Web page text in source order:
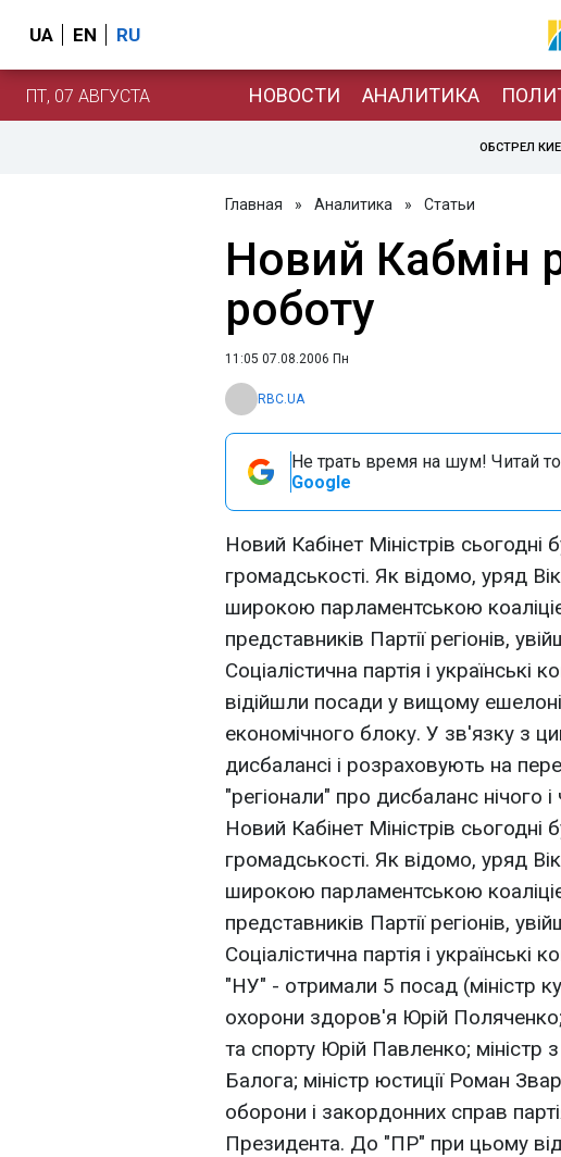
UA EN RU
ПТ, 07 АВГУСТА НОВОСТИ АНАЛИТИКА
ОБСТРЕЛ
Главная » Аналитика » Статьи
Новий Кабмін
роботу
11:05 07.08.2006 Пн
RBC.UA
Не трать время на шум! Читай
Google
Новий Кабінет Міністрів сьогодні
громадськості. Як відомо, уряд
широкою парламентською
представників Партії регіонів,
Соціалістична партія і
відійшли посади у вищому
економічного блоку. У зв'язку з
дисбалансі і розраховують на
"регіонали" про дисбаланс нічого і
Новий Кабінет Міністрів сьогодні
громадськості. Як відомо, уряд
широкою парламентською
представників Партії регіонів,
Соціалістична партія і українські
"НУ" - отримали 5 посад (міністр
охорони здоров'я Юрій Поляченко;
та спорту Юрій Павленко; міністр
Балога; міністр юстиції Роман
оборони і закордонних справ
Президента. До "ПР" при цьому